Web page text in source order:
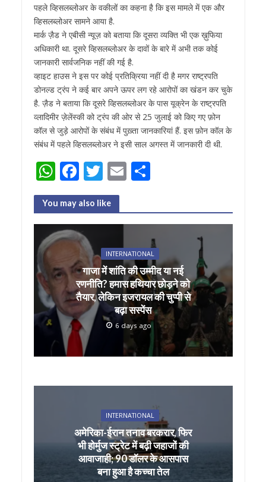
पहले व्हिसलब्लोअर के वकीलों का कहना है कि इस मामले में एक और
व्हिसलब्लोअर सामने आया है.
मार्क ज़ैड ने एबीसी न्यूज़ को बताया कि दूसरा व्यक्ति भी एक ख़ुफि​या
अधिकारी था. दूसरे व्हिसलब्लोअर के दावों के बारे में अभी तक कोई
जानकारी सार्वजनिक नहीं की गई है.
व्हाइट हाउस ने इस पर कोई प्रतिक्रिया नहीं दी है मगर राष्ट्रपति
डोनल्ड ट्रंप ने कई बार अपने ऊपर लग रहे आरोपों का खंडन कर चुके
है. ज़ैड ने बताया कि दूसरे व्हिसलब्लोअर के पास यूक्रेन के राष्ट्रपति
व्लादिमीर ज़ेलेंस्की को ट्रंप की ओर से 25 जुलाई को किए गए फ़ोन
कॉल से जुड़े आरोपों के संबंध में पुख़्ता जानकारियां हैं. इस फ़ोन कॉल के
संबंध में पहले व्हिसलब्लोअर ने इसी साल अगस्त में जानकारी दी थी.
W
h
at
s
A
p
p
F
ac
e
b
o
o
k
T
w
itt
er
E
ai
l
S
ar
e
You may also like
INTERNATIONAL
गाजा में शांति की उम्मीद या नई
रणनीति? हमास हथियार छोड़ने को
तैयार, लेकिन इजरायल की चुप्पी से
बढ़ा सस्पेंस
6 days ago
INTERNATIONAL
अमेरिका-ईरान तनाव बरकरार, फिर
भी होर्मुज स्ट्रेट में बढ़ी जहाजों की
आवाजाही; 90 डॉलर के आसपास
बना हुआ है कच्चा तेल